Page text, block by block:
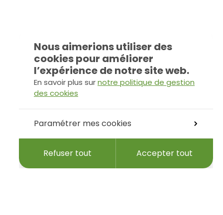
Nous aimerions utiliser des
cookies pour améliorer
l’expérience de notre site web.
En savoir plus surnotre politique de gestion
des cookies
Paramétrer mes cookies
Refuser tout Accepter tout